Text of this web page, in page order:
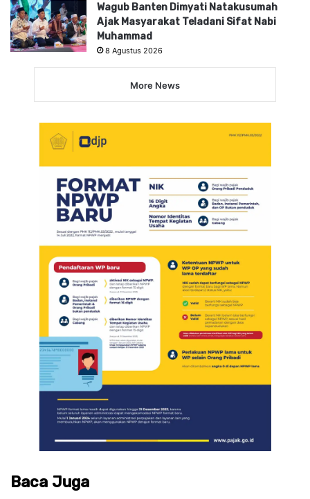
Wagub Banten Dimyati Natakusumah
Ajak Masyarakat Teladani Sifat Nabi
Muhammad
8 Agustus 2026
More News
Baca Juga